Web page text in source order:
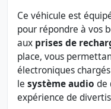
Ce véhicule est
pour répondre à vos
aux prises de
place, vous
électroniques
le système audio de
expérience de